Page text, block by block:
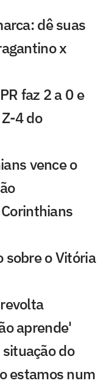
dê suas
x
faz 2 a 0 e
4 do
vence o
sobre o Vitória
aprende'
do
estamos num